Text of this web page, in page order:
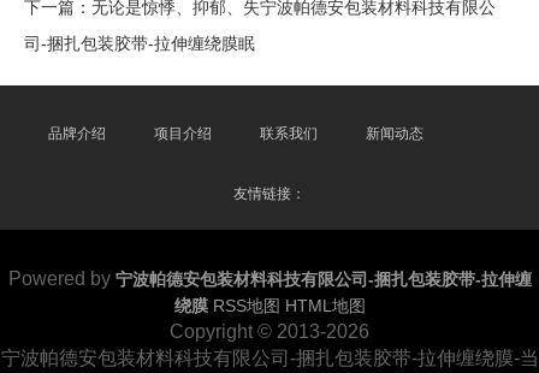
下一篇： 无论是惊悸、抑郁、失宁波帕德安包装材料科技有限公
司-捆扎包装胶带-拉伸缠绕膜眠
品牌介绍 项目介绍 联系我们 新闻动态
友情链接：
Powered by 宁波帕德安包装材料科技有限公司-捆扎包装胶带-拉伸缠
绕膜 RSS地图 HTML地图
Copyright © 2013-2026
宁波帕德安包装材料科技有限公司-捆扎包装胶带-拉伸缠绕膜-当